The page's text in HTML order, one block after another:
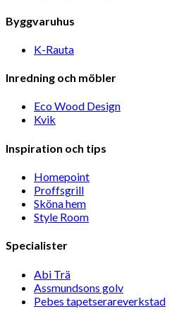
Byggvaruhus
K-Rauta
Inredning och möbler
Eco Wood Design
Kvik
Inspiration och tips
Homepoint
Proffsgrill
Sköna hem
Style Room
Specialister
Abi Trä
Assmundsons golv
Pebes tapetserareverkstad